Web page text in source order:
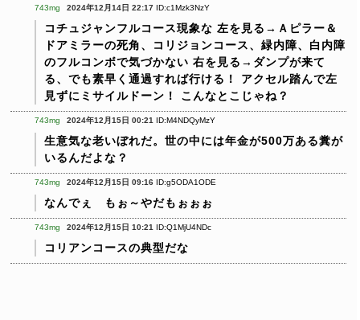
743mg 2024年12月14日 22:17 ID:c1Mzk3NzY
コチュジャンフルコース現象な 左を見る→Ａピラー＆
ドアミラーの死角、コリジョンコース、緑内障、白内障
のフルコンボで気づかない 右を見る→ダンプが来て
る、でも素早く通過すれば行ける！
アクセル踏んで左
見ずにミサイルドーン！
こんなとこじゃね？
743mg 2024年12月15日 00:21 ID:M4NDQyMzY
生意気な老いぼれだ。世の中には年金が500万ある糞が
いるんだよな？
743mg 2024年12月15日 09:16 ID:g5ODA1ODE
なんでぇ もぉ～やだもぉぉぉ
743mg 2024年12月15日 10:21 ID:Q1MjU4NDc
コリアンコースの典型だな